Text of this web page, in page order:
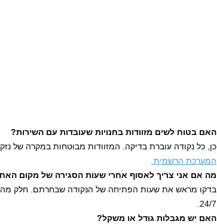
האם בטוח לשים מזוודות בחנויות שעובדות עם השירות?
כן, כל נקודה עוברת בדיקה. המזוודות מבוטחות במקרה של
המערכת הרשמית.
מה אם אני צריך לאסוף אחרי שעות הסגירה של מקום
בדקו מראש את שעות הפתיחה של הנקודה שבחרתם. חלק
24/7.
האם יש מגבלות גודל או משקל?